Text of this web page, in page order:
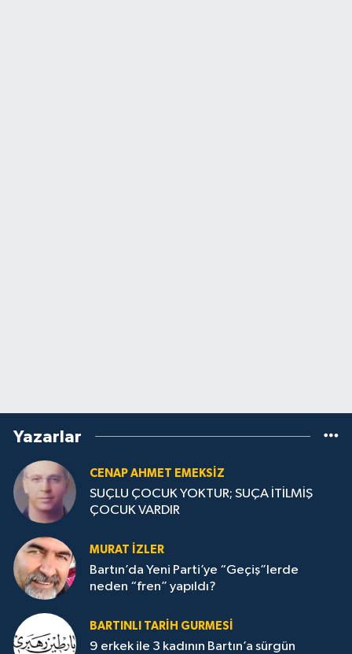
Yazarlar
CENAP AHMET EMEKSİZ
SUÇLU ÇOCUK YOKTUR; SUÇA İTİLMİŞ
ÇOCUK VARDIR
MURAT İZLER
Bartın’da Yeni Parti’ye “Geçiş”lerde
neden “fren” yapıldı?
BARTINLI TARIH GURMESI
9 erkek ile 3 kadının Bartın’a sürgün